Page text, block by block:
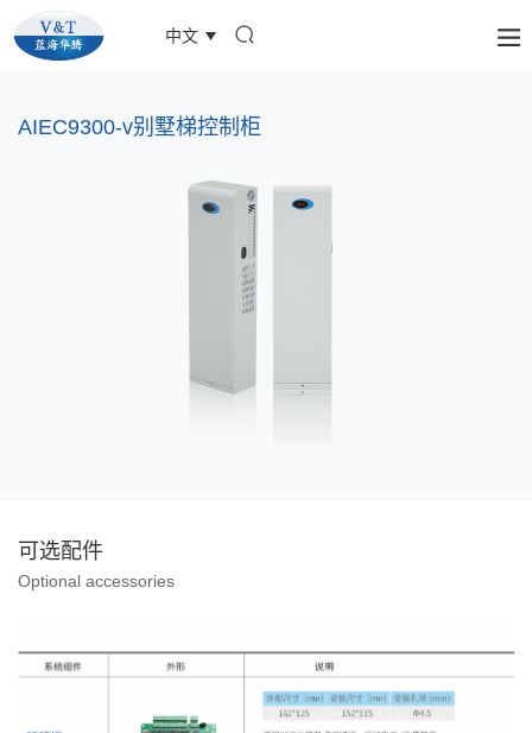
中文
AIEC9300-v别墅梯控制柜
可选配件
Optional accessories